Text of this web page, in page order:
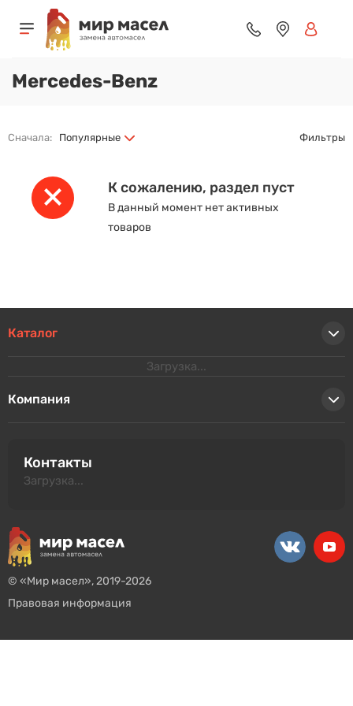
Mercedes-Benz
Сначала: Популярные Фильтры
К сожалению, раздел пуст
В данный момент нет активных
товаров
Каталог
Загрузка...
Компания
Контакты
Загрузка...
© «Мир масел», 2019-2026
Правовая информация